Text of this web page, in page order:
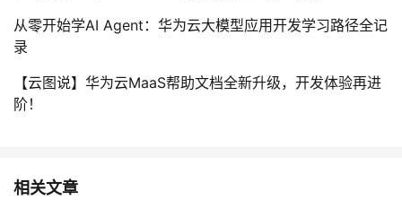
从零开始学AI Agent：华为云大模型应用开发学习路径全记
录
【云图说】华为云MaaS帮助文档全新升级，开发体验再进
阶！
相关文章